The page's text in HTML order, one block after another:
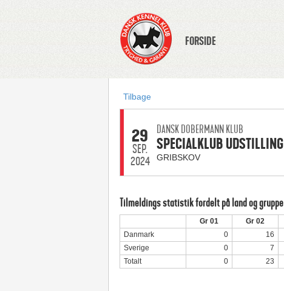
FORSIDE
Tilbage
29
SEP.
2024
DANSK DOBERMANN KLUB
SPECIALKLUB UDSTILLING
GRIBSKOV
Tilmeldings statistik fordelt på land og gruppe
Gr 01 Gr 02
Danmark
0 16
Sverige
0 7
Totalt
0 23